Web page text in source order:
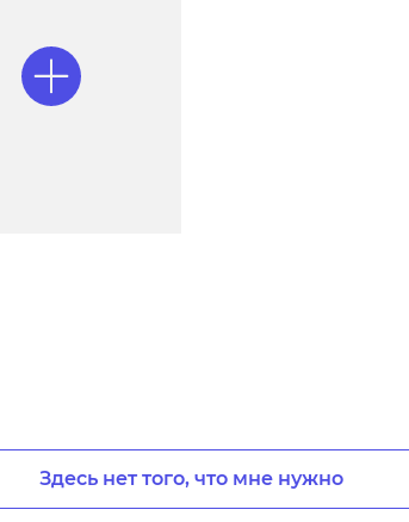
Здесь нет того, что мне нужно